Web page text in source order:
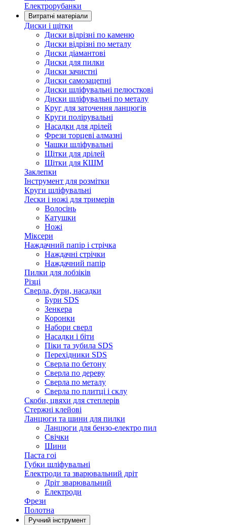
Електрорубанки
Витратні матеріали
Диски і щітки
Диски відрізні по каменю
Диски відрізні по металу
Диски діамантові
Диски для пилки
Диски зачистні
Диски самозацепні
Диски шліфувальні пелюсткові
Диски шліфувальні по металу
Круг для заточення ланцюгів
Круги полірувальні
Насадки для дрілей
Фрези торцеві алмазні
Чашки шліфувальні
Щітки для дрілей
Щітки для КШМ
Заклепки
Інструмент для розмітки
Круги шліфувальні
Лески і ножі для тримерів
Волосінь
Катушки
Ножі
Міксери
Наждачний папір і стрічка
Наждачні стрічки
Наждачний папір
Пилки для лобзіків
Різці
Сверла, бури, насадки
Бури SDS
Зенкера
Коронки
Набори сверл
Насадки і біти
Піки та зубила SDS
Перехідники SDS
Сверла по бетону
Сверла по дереву
Сверла по металу
Сверла по плитці і склу
Скоби, цвяхи для степлерів
Стержні клейові
Ланцюги та шини для пилки
Ланцюги для бензо-електро пил
Свічки
Шини
Паста гоі
Губки шліфувальні
Електроди та зварювальний дріт
Дріт зварювальний
Електроди
Фрези
Полотна
Ручний інструмент